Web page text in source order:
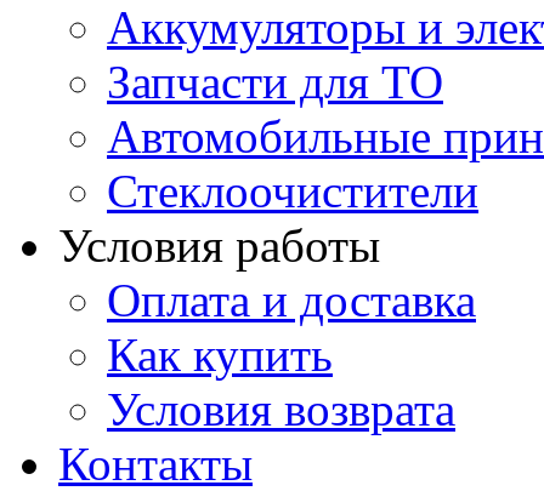
Аккумуляторы и
Запчасти для ТО
Автомобильные
Стеклоочистители
Условия работы
Оплата и доставка
Как купить
Условия возврата
Контакты